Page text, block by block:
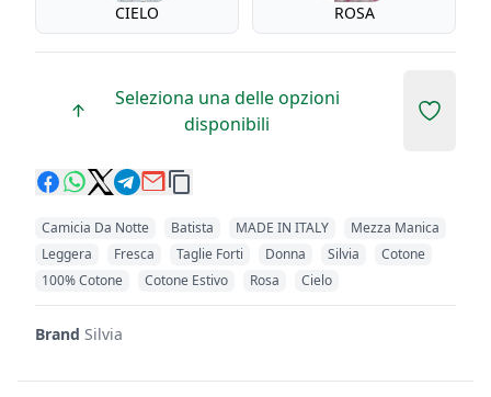
CIELO ROSA
Seleziona una delle opzioni
disponibili
Add to
Camicia Da Notte Batista MADE IN ITALY
Mezza Manica
Leggera
Fresca Taglie Forti Donna Silvia
Cotone
100% Cotone
Cotone Estivo Rosa Cielo
Brand Silvia